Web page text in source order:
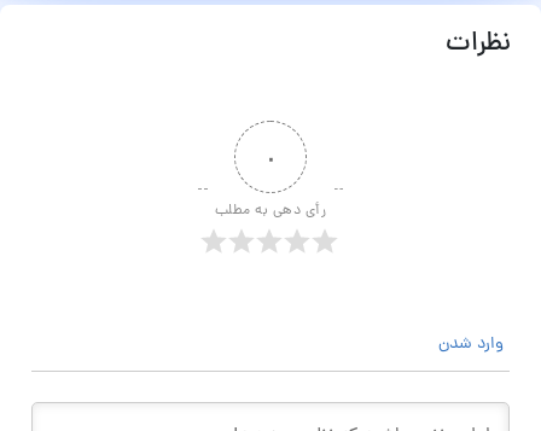
نظرات
۰
رأی دهی به مطلب
وارد شدن